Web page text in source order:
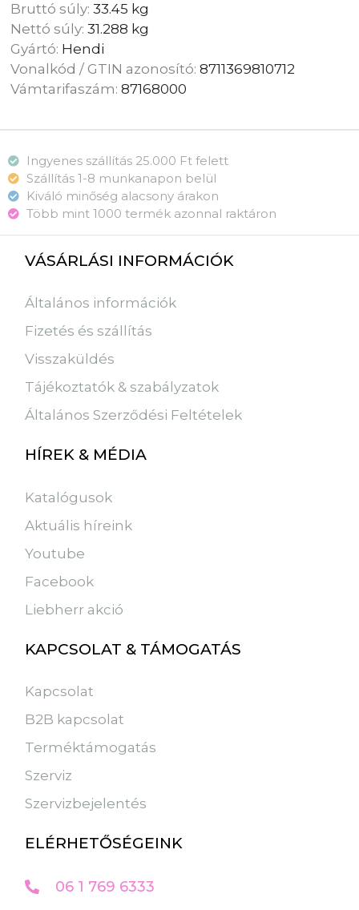
Bruttó súly:33.45 kg
Nettó súly:31.288 kg
Gyártó: Hendi
Vonalkód / GTIN azonosító:8711369810712
Vámtarifaszám:87168000
Ingyenes szállítás 25.000 Ft felett
Szállítás 1-8 munkanapon belül
Kiváló minőség alacsony árakon
Több mint 1000 termék azonnal raktáron
VÁSÁRLÁSI INFORMÁCIÓK
Általános információk
Fizetés és szállítás
Visszaküldés
Tájékoztatók & szabályzatok
Általános Szerződési Feltételek
HÍREK & MÉDIA
Katalógusok
Aktuális híreink
Youtube
Facebook
Liebherr akció
KAPCSOLAT & TÁMOGATÁS
Kapcsolat
B2B kapcsolat
Terméktámogatás
Szerviz
Szervizbejelentés
ELÉRHETŐSÉGEINK
06 1 769 6333